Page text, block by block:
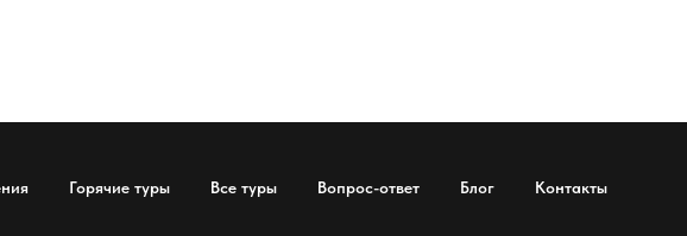
Горячие туры Все туры Вопрос-ответ Блог Контакты